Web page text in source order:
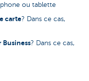
ou tablette
carte? Dans ce cas,
Business? Dans ce cas,